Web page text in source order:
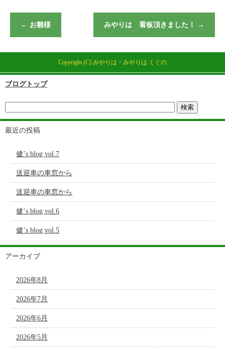
← お雛様 みやりは 看板頂きました！ →
Copyright (C) みやりは・みやりは くぐの
ブログトップ
最近の投稿
健’s blog vol.7
送迎車の車窓から
送迎車の車窓から
健’s blog vol.6
健’s blog vol.5
アーカイブ
2026年8月
2026年7月
2026年6月
2026年5月